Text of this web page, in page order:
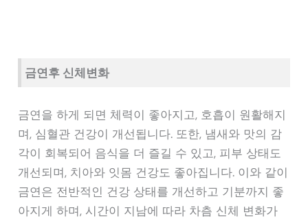
금연후 신체변화
금연을 하게 되면 체력이 좋아지고, 호흡이 원활해지
며, 심혈관 건강이 개선됩니다. 또한, 냄새와 맛의 감
각이 회복되어 음식을 더 즐길 수 있고, 피부 상태도
개선되며, 치아와 잇몸 건강도 좋아집니다. 이와 같이
금연은 전반적인 건강 상태를 개선하고 기분까지 좋
아지게 하며, 시간이 지남에 따라 차츰 신체 변화가